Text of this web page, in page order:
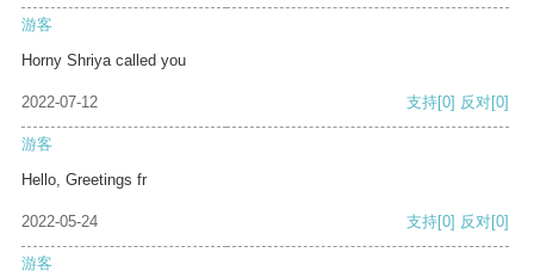
游客
Horny Shriya called you
2022-07-12 支持[0] 反对[0]
游客
Hello, Greetings fr
2022-05-24 支持[0] 反对[0]
游客